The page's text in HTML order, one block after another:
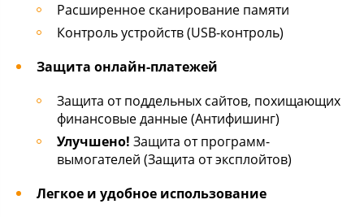
Расширенное сканирование памяти
Контроль устройств (USB-контроль)
Защита онлайн-платежей
Защита от поддельных сайтов, похищающих
финансовые данные (Антифишинг)
Улучшено! Защита от программ-
вымогателей (Защита от эксплойтов)
Легкое и удобное использование